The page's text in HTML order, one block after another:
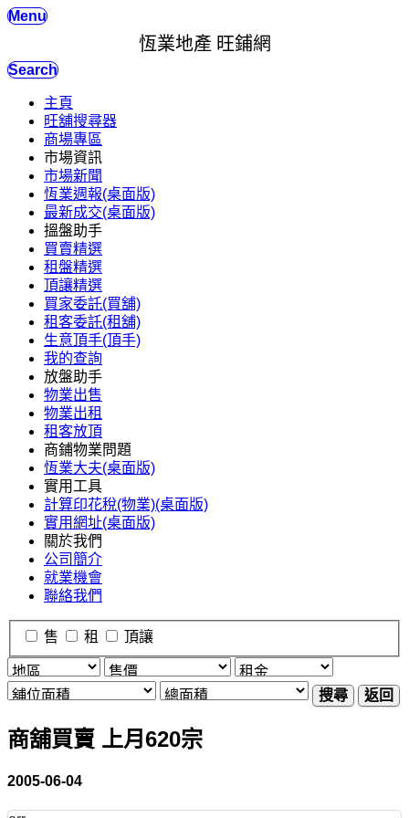
Menu
恆業地產 旺鋪網
Search
主頁
旺舖搜尋器
商場專區
市場資訊
市場新聞
恆業週報(桌面版)
最新成交(桌面版)
搵盤助手
買賣精選
租盤精選
頂讓精選
買家委託(買舖)
租客委託(租舖)
生意頂手(頂手)
我的查詢
放盤助手
物業出售
物業出租
租客放頂
商鋪物業問題
恆業大夫(桌面版)
實用工具
計算印花稅(物業)(桌面版)
實用網址(桌面版)
關於我們
公司簡介
就業機會
聯絡我們
售 租 頂讓
搜尋 返回
商舖買賣 上月620宗
2005-06-04